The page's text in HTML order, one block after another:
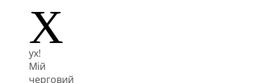
Х
ух!
Мій
черговий